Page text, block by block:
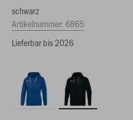
schwarz
Artikelnummer: 6865
Lieferbar bis 2026